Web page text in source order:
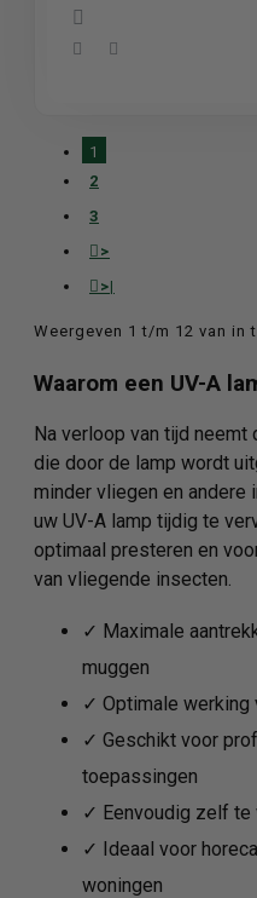
1
2
3
>
>|
Weergeven 1 t/m 12 van in
Waarom een UV-A
Na verloop van tijd
die door de lamp wordt
minder vliegen en andere
uw UV-A lamp tijdig te
optimaal presteren en
van vliegende insecten.
✓ Maximale
muggen
✓ Optimale werking
✓ Geschikt voor
toepassingen
✓ Eenvoudig zelf te
✓ Ideaal voor
woningen